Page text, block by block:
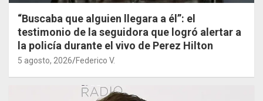
“Buscaba que alguien llegara a él”: el
testimonio de la seguidora que logró alertar a
la policía durante el vivo de Perez Hilton
5 agosto, 2026 Federico V.